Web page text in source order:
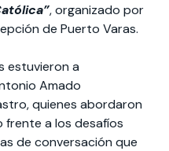
, organizado por
de Puerto Varas.
estuvieron a
Amado
quienes abordaron
frente a los desafíos
de conversación que